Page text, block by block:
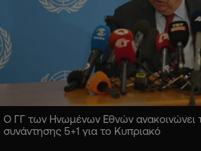
Ο ΓΓ των Ηνωμένων Εθνών ανακοινώνει
συνάντησης 5+1 για το Κυπριακό